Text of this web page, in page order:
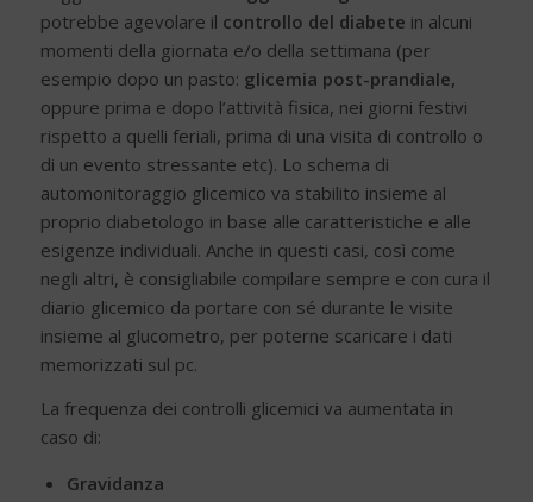
potrebbe agevolare il controllo del diabete in alcuni
momenti della giornata e/o della settimana (per
esempio dopo un pasto: glicemia post-prandiale,
oppure prima e dopo l’attività fisica, nei giorni festivi
rispetto a quelli feriali, prima di una visita di controllo o
di un evento stressante etc). Lo schema di
automonitoraggio glicemico va stabilito insieme al
proprio diabetologo in base alle caratteristiche e alle
esigenze individuali. Anche in questi casi, così come
negli altri, è consigliabile compilare sempre e con cura il
diario glicemico da portare con sé durante le visite
insieme al glucometro, per poterne scaricare i dati
memorizzati sul pc.
La frequenza dei controlli glicemici va aumentata in
caso di:
Gravidanza